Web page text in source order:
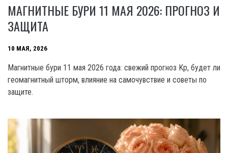
МАГНИТНЫЕ БУРИ 11 МАЯ 2026: ПРОГНОЗ И
ЗАЩИТА
10 МАЯ, 2026
Магнитные бури 11 мая 2026 года: свежий прогноз Kp, будет ли
геомагнитный шторм, влияние на самочувствие и советы по
защите.